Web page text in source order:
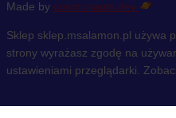
Made by cosmonauts.dev
Sklep sklep.msalamon.pl używa
strony wyrażasz zgodę na
ustawieniami przeglądarki.